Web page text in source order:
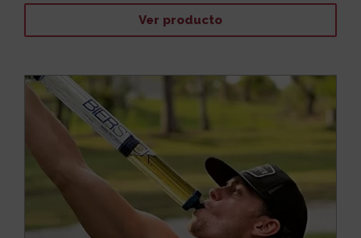
Ver producto